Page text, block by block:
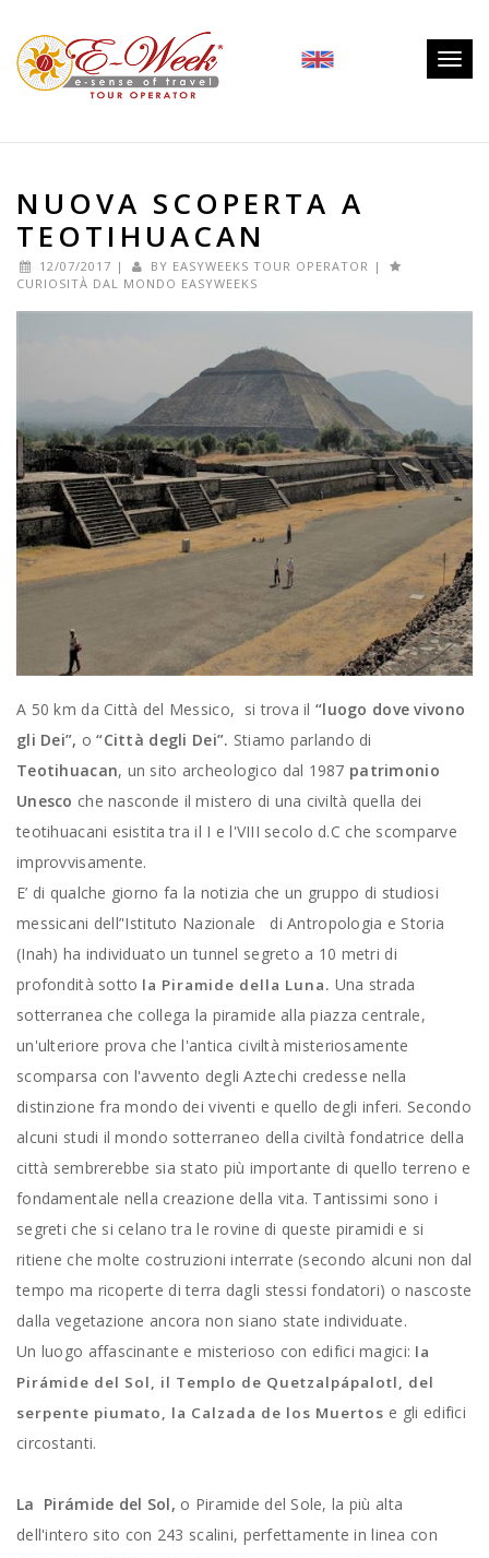
NUOVA SCOPERTA A
TEOTIHUACAN
12/07/2017 | BY EASYWEEKS TOUR OPERATOR |
CURIOSITÀ DAL MONDO EASYWEEKS
A 50 km da Città del Messico, si trova il “luogo dove vivono
gli Dei”, o “Città degli Dei”. Stiamo parlando di
Teotihuacan, un sito archeologico dal 1987 patrimonio
Unesco che nasconde il mistero di una civiltà quella dei
teotihuacani esistita tra il I e l'VIII secolo d.C che scomparve
improvvisamente.
E’ di qualche giorno fa la notizia che un gruppo di studiosi
messicani dell’'Istituto Nazionale di Antropologia e Storia
(Inah) ha individuato un tunnel segreto a 10 metri di
profondità sotto la Piramide della Luna. Una strada
sotterranea che collega la piramide alla piazza centrale,
un'ulteriore prova che l'antica civiltà misteriosamente
scomparsa con l'avvento degli Aztechi credesse nella
distinzione fra mondo dei viventi e quello degli inferi. Secondo
alcuni studi il mondo sotterraneo della civiltà fondatrice della
città sembrerebbe sia stato più importante di quello terreno e
fondamentale nella creazione della vita. Tantissimi sono i
segreti che si celano tra le rovine di queste piramidi e si
ritiene che molte costruzioni interrate (secondo alcuni non dal
tempo ma ricoperte di terra dagli stessi fondatori) o nascoste
dalla vegetazione ancora non siano state individuate.
Un luogo affascinante e misterioso con edifici magici: la
Pirámide del Sol, il Templo de Quetzalpápalotl, del
serpente piumato, la Calzada de los Muertos e gli edifici
circostanti.
La Pirámide del Sol, o Piramide del Sole, la più alta
dell'intero sito con 243 scalini, perfettamente in linea con